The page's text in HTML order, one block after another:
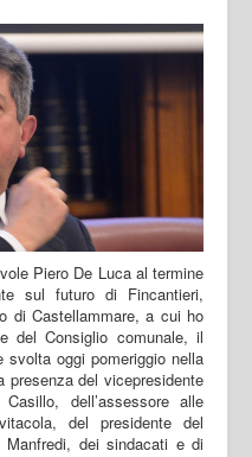
Piero De Luca al termine
sul futuro di Fincantieri,
di Castellammare, a cui ho
del Consiglio comunale, il
oggi pomeriggio nella
presenza del vicepresidente
dell’assessore alle
del presidente del
Manfredi, dei sindacati e di